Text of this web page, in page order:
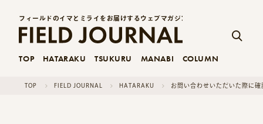
フィールドのイマとミライをお届けするウェブマガジン
TOP HATARAKU TSUKURU MANABI COLUMN
TOP FIELD JOURNAL HATARAKU お問い合わせいただいた際に確